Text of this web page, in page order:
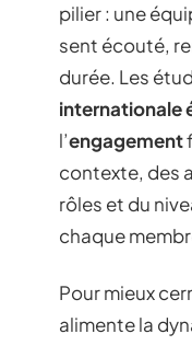
pilier : une
sent écouté,
durée. Les
internationale
l’engagement
contexte, des
rôles et du
chaque
Pour mieux
alimente la